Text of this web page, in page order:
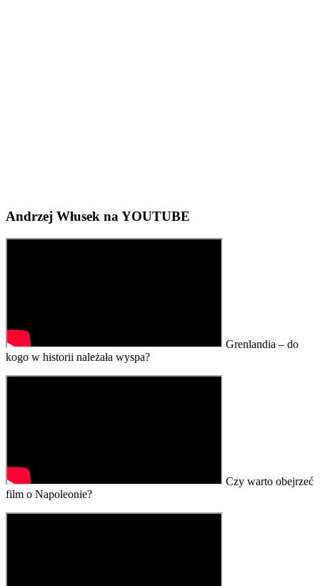
Andrzej Włusek na YOUTUBE
Grenlandia – do
kogo w historii należała wyspa?
Czy warto obejrzeć
film o Napoleonie?